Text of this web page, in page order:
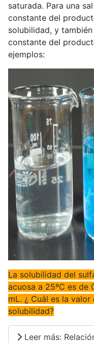
saturada. Para una
constante del
solubilidad, y
constante del
ejemplos:
La solubilidad del
acuosa a 25ºC es de
mL. ¿ Cuál es la
solubilidad?
Leer más: